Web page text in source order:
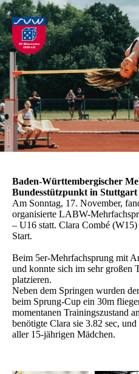
Baden-Württembergischer
Bundesstützpunkt in Stuttgart
Am Sonntag, 17. November,
organisierte LABW-
– U16 statt. Clara Combé
Start.
Beim 5er-Mehrfachsprung mit
und konnte sich im sehr großen
platzieren.
Neben dem Springen wurden
beim Sprung-Cup ein 30m
momentanen Trainingszustand
benötigte Clara sie 3.82 sec,
aller 15-jährigen Mädchen.